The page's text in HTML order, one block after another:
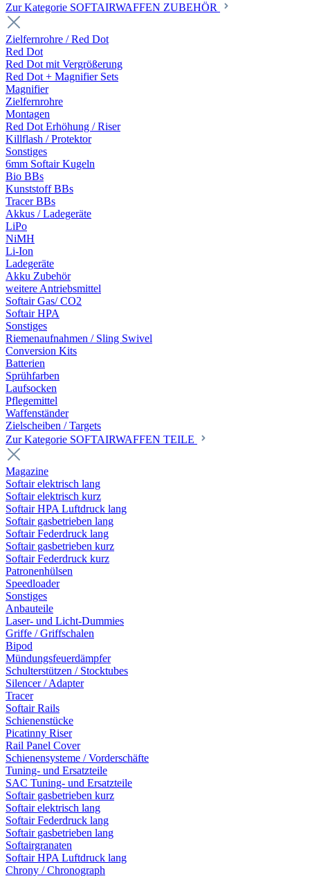
Zur Kategorie SOFTAIRWAFFEN ZUBEHÖR
Zielfernrohre / Red Dot
Red Dot
Red Dot mit Vergrößerung
Red Dot + Magnifier Sets
Magnifier
Zielfernrohre
Montagen
Red Dot Erhöhung / Riser
Killflash / Protektor
Sonstiges
6mm Softair Kugeln
Bio BBs
Kunststoff BBs
Tracer BBs
Akkus / Ladegeräte
LiPo
NiMH
Li-Ion
Ladegeräte
Akku Zubehör
weitere Antriebsmittel
Softair Gas/ CO2
Softair HPA
Sonstiges
Riemenaufnahmen / Sling Swivel
Conversion Kits
Batterien
Sprühfarben
Laufsocken
Pflegemittel
Waffenständer
Zielscheiben / Targets
Zur Kategorie SOFTAIRWAFFEN TEILE
Magazine
Softair elektrisch lang
Softair elektrisch kurz
Softair HPA Luftdruck lang
Softair gasbetrieben lang
Softair Federdruck lang
Softair gasbetrieben kurz
Softair Federdruck kurz
Patronenhülsen
Speedloader
Sonstiges
Anbauteile
Laser- und Licht-Dummies
Griffe / Griffschalen
Bipod
Mündungsfeuerdämpfer
Schulterstützen / Stocktubes
Silencer / Adapter
Tracer
Softair Rails
Schienenstücke
Picatinny Riser
Rail Panel Cover
Schienensysteme / Vorderschäfte
Tuning- und Ersatzteile
SAC Tuning- und Ersatzteile
Softair gasbetrieben kurz
Softair elektrisch lang
Softair Federdruck lang
Softair gasbetrieben lang
Softairgranaten
Softair HPA Luftdruck lang
Chrony / Chronograph